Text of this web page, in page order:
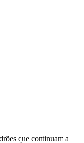
que continuam a